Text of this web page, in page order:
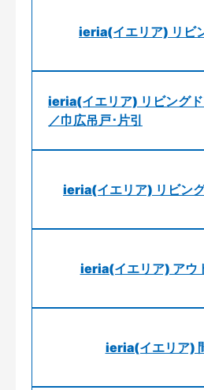
ieria(イエリア) リビ
ieria(イエリア) リビングド
／巾広吊戸･片引
ieria(イエリア) リビン
ieria(イエリア) アウ
ieria(イエリア)